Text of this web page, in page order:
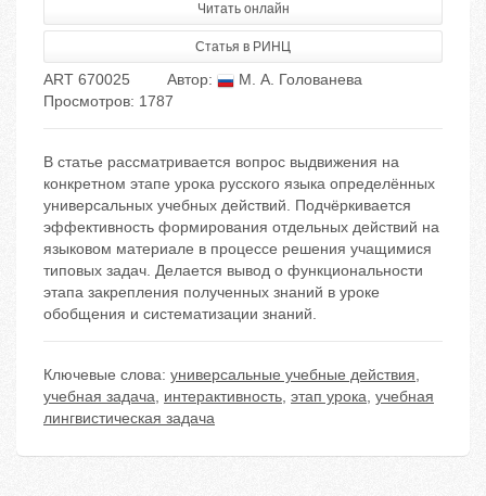
Читать онлайн
Статья в РИНЦ
ART 670025 Автор:
М. А. Голованева
Просмотров: 1787
В статье рассматривается вопрос выдвижения на
конкретном этапе урока русского языка определённых
универсальных учебных действий. Подчёркивается
эффективность формирования отдельных действий на
языковом материале в процессе решения учащимися
типовых задач. Делается вывод о функциональности
этапа закрепления полученных знаний в уроке
обобщения и систематизации знаний.
Ключевые слова: универсальные учебные действия,
учебная задача, интерактивность, этап урока, учебная
лингвистическая задача